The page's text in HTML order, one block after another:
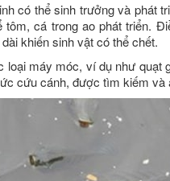
có thể sinh trưởng và phát
cá trong ao phát triển.
khiến sinh vật có thể chết.
máy móc, ví dụ như quạt
cứu cánh, được tìm kiếm và